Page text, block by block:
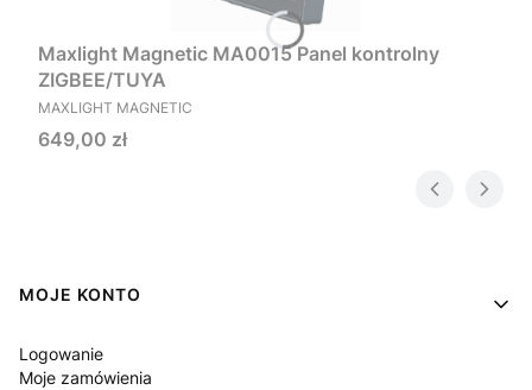
Maxlight Magnetic MA0015 Panel kontrolny
ZIGBEE/TUYA
PRODUCENT
MAXLIGHT MAGNETIC
Cena
649,00 zł
Linki w stopce
MOJE KONTO
Logowanie
Moje zamówienia